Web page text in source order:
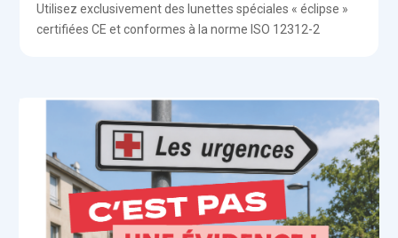
Utilisez exclusivement des lunettes spéciales « éclipse »
certifiées CE et conformes à la norme ISO 12312-2